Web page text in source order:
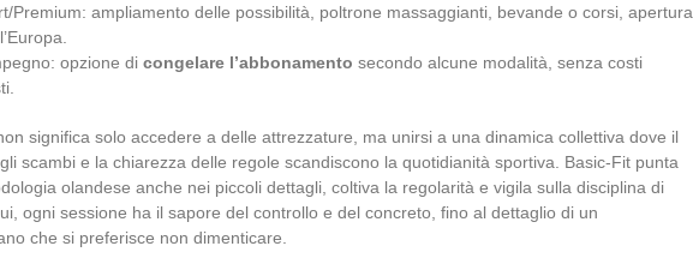
Premium: ampliamento delle possibilità, poltrone massaggianti, bevande o corsi, apertura
opzione di congelare l’abbonamento secondo alcune modalità, senza costi
significa solo accedere a delle attrezzature, ma unirsi a una dinamica collettiva dove il
scambi e la chiarezza delle regole scandiscono la quotidianità sportiva. Basic-Fit punta
olandese anche nei piccoli dettagli, coltiva la regolarità e vigila sulla disciplina di
ogni sessione ha il sapore del controllo e del concreto, fino al dettaglio di un
che si preferisce non dimenticare.